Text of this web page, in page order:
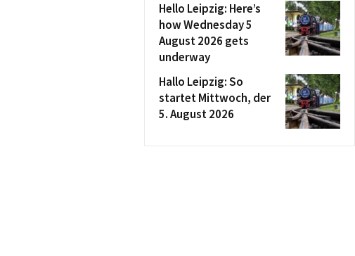
Hello Leipzig: Here’s
how Wednesday 5
August 2026 gets
underway
Hallo Leipzig: So
startet Mittwoch, der
5. August 2026